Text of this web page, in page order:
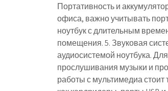
Портативность и
офиса, важно учитывать
ноутбук с длительным
помещения. 5. Звуковая
аудиосистемой ноутбука.
прослушивания музыки и
работы с мультимедиа